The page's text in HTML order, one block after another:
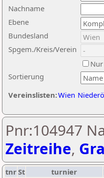
Nachname
Ebene
Sortierung
Bundesland
Spgem./Kreis/Verein
Vereinslisten:Wien
Pnr:104947
Zeitreihe,
tnrSt turnier